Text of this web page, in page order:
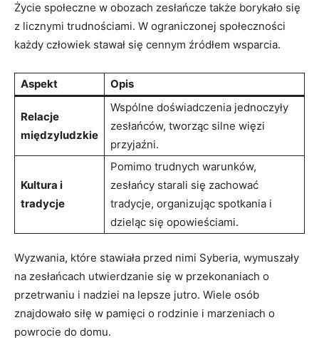
Życie społeczne w obozach zesłańcze także borykało się
z licznymi trudnościami. W ograniczonej społeczności
każdy człowiek stawał się cennym źródłem wsparcia.
Aspekt Opis
Relacje
międzyludzkie
Wspólne doświadczenia jednoczyły
zesłańców, tworząc silne więzi
przyjaźni.
Kultura i
tradycje
Pomimo trudnych warunków,
zesłańcy starali się zachować
tradycje, organizując spotkania i
dzieląc się opowieściami.
Wyzwania, które stawiała przed nimi Syberia, wymuszały
na zesłańcach utwierdzanie się w przekonaniach o
przetrwaniu i nadziei na lepsze jutro. Wiele osób
znajdowało siłę w pamięci o rodzinie i marzeniach o
powrocie do domu.